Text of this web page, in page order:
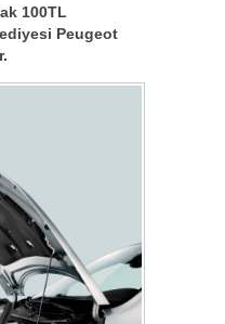
100TL
Peugeot